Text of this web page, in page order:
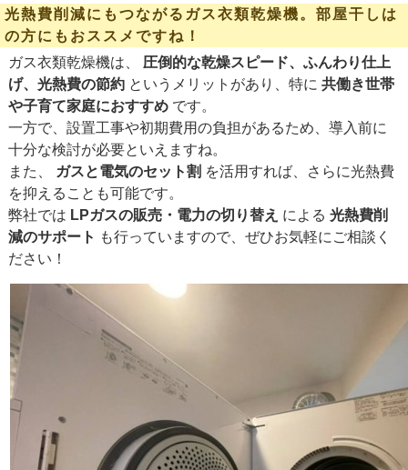
光熱費削減にもつながるガス衣類乾燥機。部屋干しは
の方にもおススメですね！
ガス衣類乾燥機は、 圧倒的な乾燥スピード、ふんわり仕上
げ、光熱費の節約というメリットがあり、特に 共働き世帯
や子育て家庭におすすめです。
一方で、設置工事や初期費用の負担があるため、導入前に
十分な検討が必要といえますね。
また、
ガスと電気のセット割 を活用すれば、さらに光熱費
を抑えることも可能です。
弊社では LPガスの販売・電力の切り替え による 光熱費削
減のサポート も行っていますので、ぜひお気軽にご相談く
ださい！